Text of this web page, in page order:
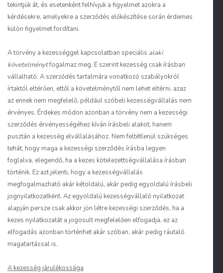
tekintjük át, és esetenként felhívjuk a figyelmet azokra a
kérdésekre, amelyekre a szerződés előkészítése során érdemes
külön figyelmet fordítani.
A törvény a kezességgel kapcsolatban speciális alaki
követelménytfogalmaz meg. E szerint kezesség csak írásban
vállalható. A szerződés tartalmára vonatkozó szabályokról
írtaktól eltérően, ettől a követelménytől nem lehet eltérni, azaz
az ennek nem megfelelő, például szóbeli kezességvállalás nem
érvényes. Érdekes módon azonban a törvény nem a kezességi
szerződés érvényességéhez kíván írásbeli alakot, hanem
pusztán a kezesség elvállalásához. Nem feltétlenül szükséges
tehát, hogy maga a kezességi szerződés írásba legyen
foglalva, elegendő, ha a kezes kötelezettségvállalása írásban
történik. Ez azt jelenti, hogy a kezességvállalás
megfogalmazható akár kétoldalú, akár pedig egyoldalú írásbeli
jognyilatkozatként. Az egyoldalú kezességvállaló nyilatkozat
alapján persze csak akkor jön létre kezességi szerződés, ha a
kezes nyilatkozatát a jogosult megfelelően elfogadja, ez az
elfogadás azonban történhet akár szóban, akár pedig ráutaló
magatartással is.
A kezesség járulékossága